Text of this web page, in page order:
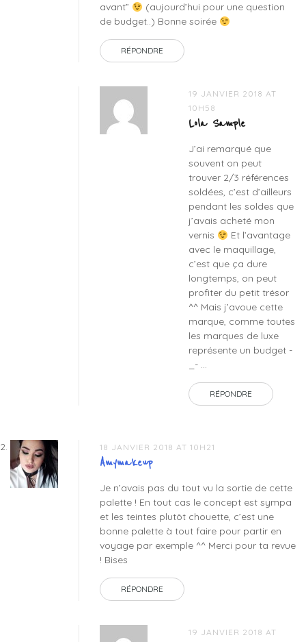
avant”
(aujourd’hui pour une question
de budget..) Bonne soirée
RÉPONDRE
19 JANVIER 2018 AT
10H58
Lola Sample
J’ai remarqué que
souvent on peut
trouver 2/3 références
soldées, c’est d’ailleurs
pendant les soldes que
j’avais acheté mon
vernis
Et l’avantage
avec le maquillage,
c’est que ça dure
longtemps, on peut
profiter du petit trésor
^^ Mais j’avoue cette
marque, comme toutes
les marques de luxe
représente un budget -
_- …
RÉPONDRE
18 JANVIER 2018 AT 10H21
Amymakeup
Je n’avais pas du tout vu la sortie de cette
palette ! En tout cas le concept est sympa
et les teintes plutôt chouette, c’est une
bonne palette à tout faire pour partir en
voyage par exemple ^^ Merci pour ta revue
! Bises
RÉPONDRE
19 JANVIER 2018 AT